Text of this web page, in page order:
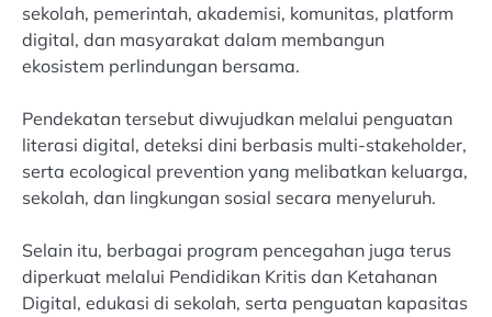
sekolah, pemerintah, akademisi, komunitas, platform
digital, dan masyarakat dalam membangun
ekosistem perlindungan bersama.
Pendekatan tersebut diwujudkan melalui penguatan
literasi digital, deteksi dini berbasis multi-stakeholder,
serta ecological prevention yang melibatkan keluarga,
sekolah, dan lingkungan sosial secara menyeluruh.
Selain itu, berbagai program pencegahan juga terus
diperkuat melalui Pendidikan Kritis dan Ketahanan
Digital, edukasi di sekolah, serta penguatan kapasitas